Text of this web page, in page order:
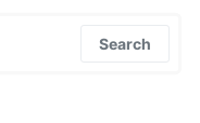
Search